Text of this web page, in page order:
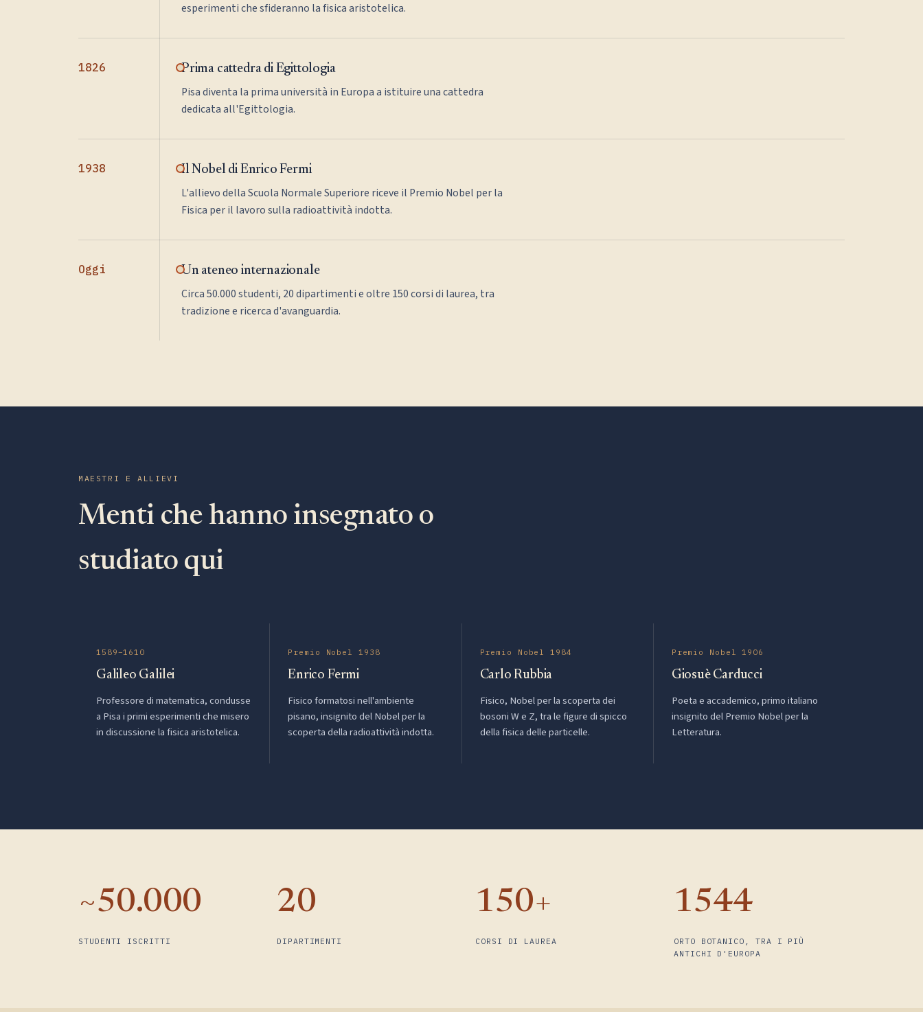
esperimenti che sfideranno la fisica aristotelica.
1826 Prima cattedra di Egittologia
Pisa diventa la prima università in Europa a istituire una cattedra
dedicata all'Egittologia.
1938 Il Nobel di Enrico Fermi
L'allievo della Scuola Normale Superiore riceve il Premio Nobel per la
Fisica per il lavoro sulla radioattività indotta.
Oggi Un ateneo internazionale
Circa 50.000 studenti, 20 dipartimenti e oltre 150 corsi di laurea, tra
tradizione e ricerca d'avanguardia.
MAESTRI E ALLIEVI
Menti che hanno insegnato o
studiato qui
1589–1610
Galileo Galilei
Professore di matematica, condusse
a Pisa i primi esperimenti che misero
in discussione la fisica aristotelica.
Premio Nobel 1938
Enrico Fermi
Fisico formatosi nell'ambiente
pisano, insignito del Nobel per la
scoperta della radioattività indotta.
Premio Nobel 1984
Carlo Rubbia
Fisico, Nobel per la scoperta dei
bosoni W e Z, tra le figure di spicco
della fisica delle particelle.
Premio Nobel 1906
Giosuè Carducci
Poeta e accademico, primo italiano
insignito del Premio Nobel per la
Letteratura.
~50.000
STUDENTI ISCRITTI
20
DIPARTIMENTI
150+
CORSI DI LAUREA
1544
ORTO BOTANICO, TRA I PIÙ
ANTICHI D'EUROPA